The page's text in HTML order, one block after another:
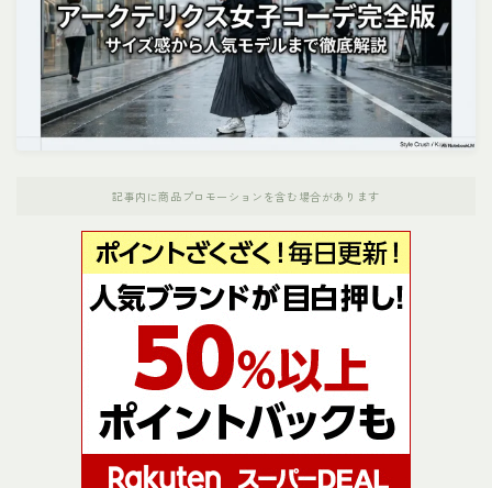
コロンビア
サロモン
パタゴニア
ホカオネオネ（HOKA）
ノースフェイス
記事内に商品プロモーションを含む場合があります